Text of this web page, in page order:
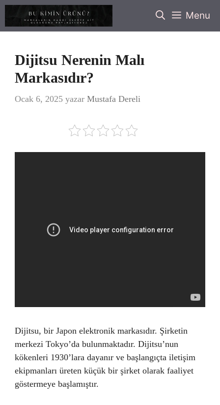
İçeriğe
Menu
Dijitsu Nerenin Malı
Markasıdır?
Ocak 6, 2025 yazar Mustafa Dereli
Dijitsu, bir Japon elektronik markasıdır. Şirketin
merkezi Tokyo’da bulunmaktadır. Dijitsu’nun
kökenleri 1930’lara dayanır ve başlangıçta iletişim
ekipmanları üreten küçük bir şirket olarak faaliyet
göstermeye başlamıştır.